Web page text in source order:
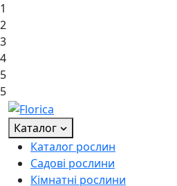
1
2
3
4
5
5
Каталог
Каталог рослин
Садові рослини
Кімнатні рослини